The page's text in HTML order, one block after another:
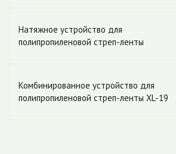
Натяжное устройство для
полипропиленовой стреп-ленты
Комбинированное устройство для
полипропиленовой стреп-ленты XL-19